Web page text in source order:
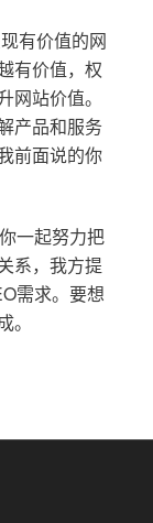
有价值的网
有价值，权
站价值。
产品和服务
前面说的你
一起努力把
系，我方提
需求。要想